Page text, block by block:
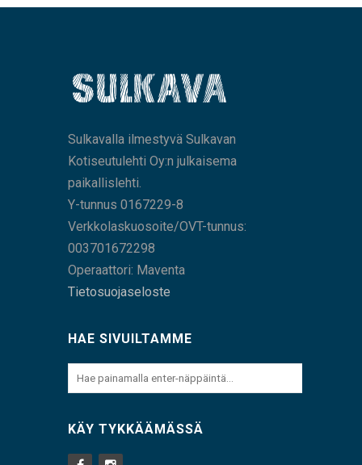
Sulkavalla ilmestyvä Sulkavan
Kotiseutulehti Oy:n julkaisema
paikallislehti.
Y-tunnus 0167229-8
Verkkolaskuosoite/OVT-tunnus:
003701672298
Operaattori: Maventa
Tietosuojaseloste
HAE SIVUILTAMME
KÄY TYKKÄÄMÄSSÄ